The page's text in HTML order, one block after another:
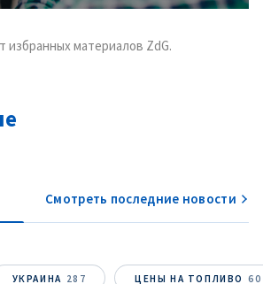
материалов ZdG.
Смотреть последние новости
УКРАИНА 287 ЦЕНЫ НА ТОПЛИВО 60